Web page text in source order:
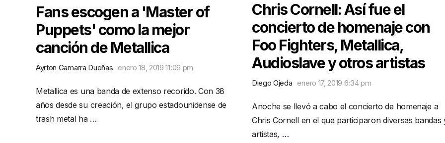
Fans escogen a 'Master of
Puppets' como la mejor
canción de Metallica
Ayrton Gamarra Dueñas enero 18, 2019 11:09 pm
Metallica es una banda de extenso recorido. Con 38
años desde su creación, el grupo estadounidense de
trash metal ha …
Chris Cornell: Así fue el
concierto de homenaje con
Foo Fighters, Metallica,
Audioslave y otros artistas
Diego Ojeda enero 17, 2019 6:34 pm
Anoche se llevó a cabo el concierto de homenaje a
Chris Cornell en el que participaron diversas bandas
artistas, …